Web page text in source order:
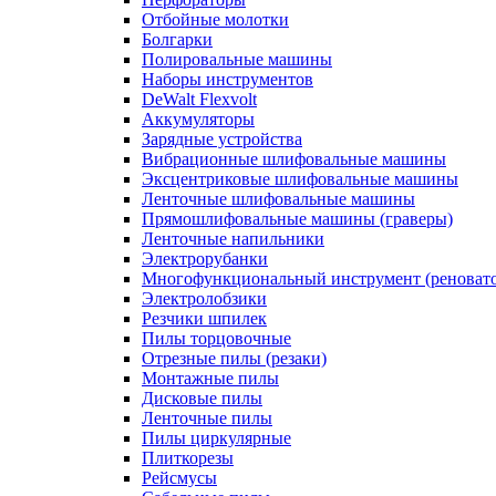
Отбойные молотки
Болгарки
Полировальные машины
Наборы инструментов
DeWalt Flexvolt
Аккумуляторы
Зарядные устройства
Вибрационные шлифовальные машины
Эксцентриковые шлифовальные машины
Ленточные шлифовальные машины
Прямошлифовальные машины (граверы)
Ленточные напильники
Электрорубанки
Многофункциональный инструмент
Электролобзики
Резчики шпилек
Пилы торцовочные
Отрезные пилы (резаки)
Монтажные пилы
Дисковые пилы
Ленточные пилы
Пилы циркулярные
Плиткорезы
Рейсмусы